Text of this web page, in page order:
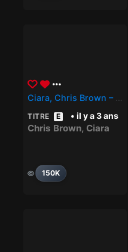
Ciara, Chris Brown – How We Roll
TITRE E • il y a 3 ans
Chris Brown, Ciara
150K